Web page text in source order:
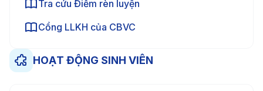
Tra cứu Điểm rèn luyện
Cổng LLKH của CBVC
HOẠT ĐỘNG SINH VIÊN